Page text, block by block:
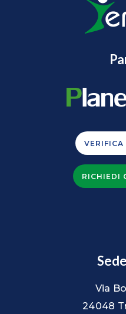
VERIFICA
RICHIEDI
Via
24048